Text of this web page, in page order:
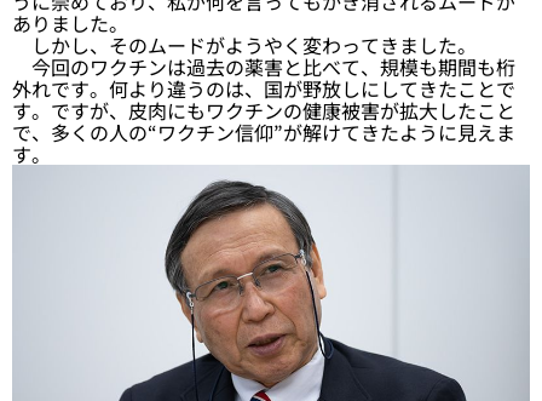
ありました。
しかし、そのムードがようやく変わってきました。
今回のワクチンは過去の薬害と比べて、規模も期間も桁
外れです。何より違うのは、国が野放しにしてきたことで
す。ですが、皮肉にもワクチンの健康被害が拡大したこと
で、多くの人の“ワクチン信仰”が解けてきたように見えま
す。